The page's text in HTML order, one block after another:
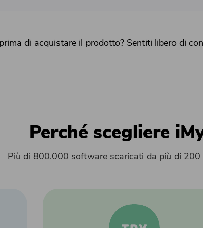
di acquistare il prodotto? Sentiti libero di
Perché scegliere
Più di 800.000 software scaricati da più di 200